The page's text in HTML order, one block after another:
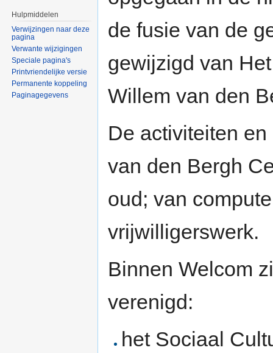
de fusie van de
gewijzigd van
Willem van den
De activiteiten
van den Bergh
oud; van
vrijwilligerswerk.
Binnen Welcom
verenigd:
het Sociaal
Hulpmiddelen
Verwijzingen naar deze
pagina
Verwante wijzigingen
Speciale pagina's
Printvriendelijke versie
Permanente koppeling
Paginagegevens